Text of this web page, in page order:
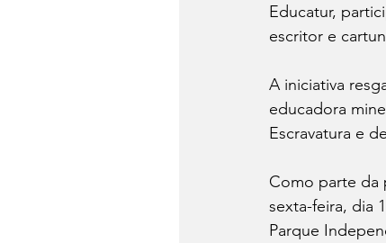
Educatur,
escritor e
A iniciativa
educadora
Escravatura e
Como parte da
sexta-feira, dia
Parque